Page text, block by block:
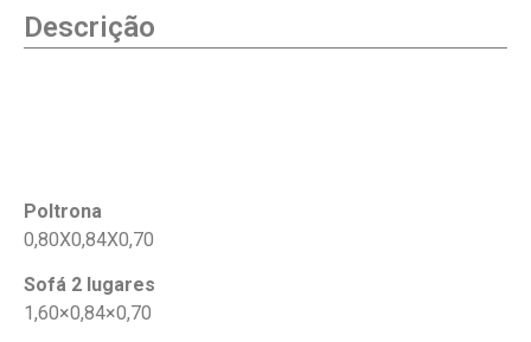
Descrição
Poltrona
0,80X0,84X0,70
Sofá 2 lugares
1,60×0,84×0,70